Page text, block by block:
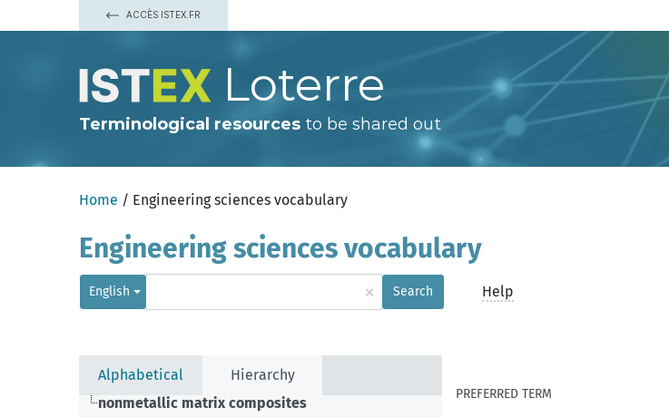
ACCÈS ISTEX.FR
Loterre
Terminological resources to be shared out
Home / Engineering sciences vocabulary
Engineering sciences vocabulary
English × Search Help
Alphabetical
Hierarchy
nonmetallic matrix composites
PREFERRED TERM